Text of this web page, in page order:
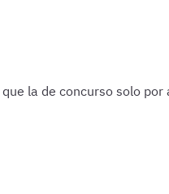
la de concurso solo por